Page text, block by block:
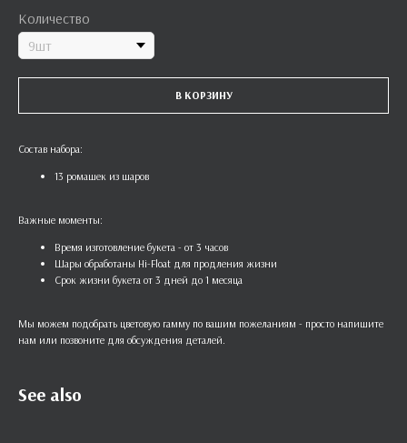
Количество
В КОРЗИНУ
Состав набора:
13 ромашек из шаров
Важные моменты:
Время изготовление букета - от 3 часов
Шары обработаны Hi-Float для продления жизни
Срок жизни букета от 3 дней до 1 месяца
Мы можем подобрать цветовую гамму по вашим пожеланиям - просто напишите
нам или позвоните для обсуждения деталей.
See also